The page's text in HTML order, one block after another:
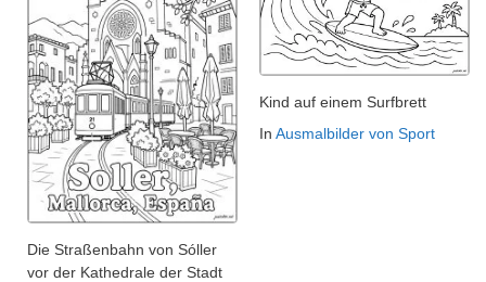
Die Straßenbahn von Sóller
vor der Kathedrale der Stadt
Kind auf einem Surfbrett
In Ausmalbilder von Sport